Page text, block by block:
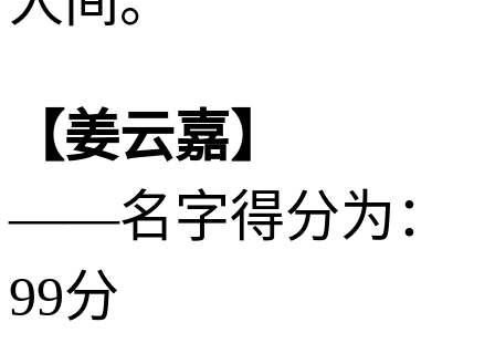
【姜云嘉】
——名字得分为：
99分